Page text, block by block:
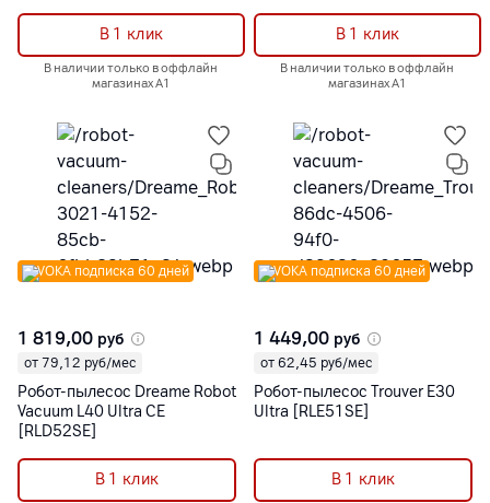
В 1 клик
В наличии только в оффлайн
магазинах А1
В 1 клик
В наличии только в оффлайн
магазинах А1
VOKA подписка 60 дней
1 819,00 руб
от 79,12 руб/мес
Робот-пылесос Dreame Robot
Vacuum L40 Ultra CE
[RLD52SE]
В 1 клик
VOKA подписка 60 дней
1 449,00 руб
от 62,45 руб/мес
Робот-пылесос Trouver E30
Ultra [RLE51SE]
В 1 клик